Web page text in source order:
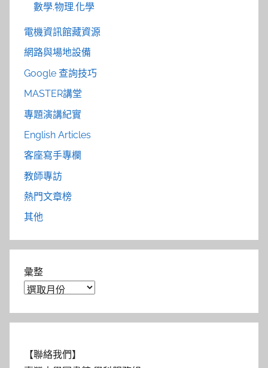
數學.物理.化學
電機資訊館藏資源
網路與場地設備
Google 查詢技巧
MASTER講堂
專題演講紀實
English Articles
客座寫手專欄
教師專訪
熱門文章榜
其他
彙整
【聯絡我們】